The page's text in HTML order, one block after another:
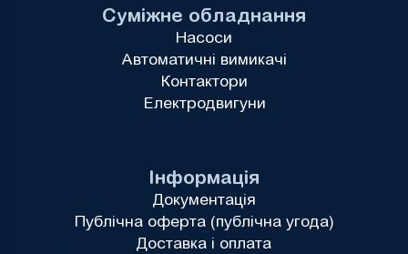
Інформація
Документація
Публічна оферта (публічна угода)
Доставка і оплата
Суміжне обладнання
Насоси
Автоматичні вимикачі
Контактори
Електродвигуни